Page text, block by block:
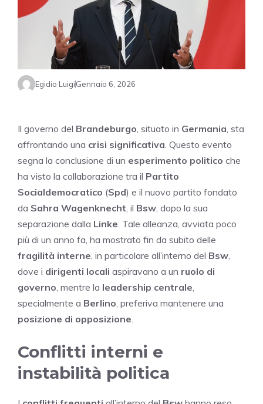
Egidio LuigiGennaio 6, 2026
Il governo del Brandeburgo, situato in Germania, sta
affrontando una crisi significativa. Questo evento
segna la conclusione di un esperimento politico che
ha visto la collaborazione tra il Partito
Socialdemocratico (Spd) e il nuovo partito fondato
da Sahra Wagenknecht, il Bsw, dopo la sua
separazione dalla Linke. Tale alleanza, avviata poco
più di un anno fa, ha mostrato fin da subito delle
fragilità interne, in particolare all’interno del Bsw,
dove i dirigenti locali aspiravano a un ruolo di
governo, mentre la leadership centrale,
specialmente a Berlino, preferiva mantenere una
posizione di opposizione.
Conflitti interni e
instabilità politica